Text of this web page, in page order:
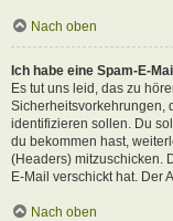
Nach oben
Ich habe eine Spam-E-
Es tut uns leid, das zu
Sicherheitsvorkehrungen,
identifizieren sollen. Du
du bekommen hast,
(Headers) mitzuschicken.
E-Mail verschickt hat. Der
Nach oben